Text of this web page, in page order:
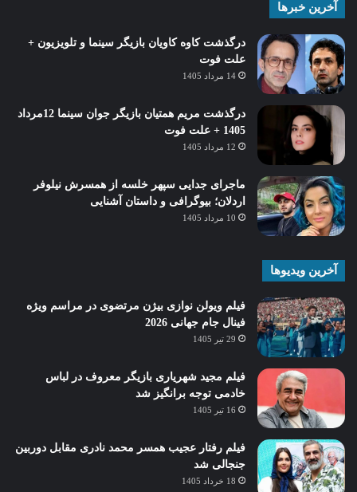
آخرین خبرها
درگذشت کاوه کاویان بازیگر سینما و تلویزیون +
علت فوت
14 مرداد 1405
درگذشت مریم همتیان بازیگر جوان سینما 12مرداد
1405 + علت فوت
12 مرداد 1405
ماجرای جدایی سپهر خلسه از همسرش نیلوفر
اردلان؛ بیوگرافی و داستان آشنایی
10 مرداد 1405
آخرین ویدیوها
فیلم ویولن نوازی بیژن مرتضوی در مراسم ویژه
فینال جام جهانی 2026
29 تیر 1405
فیلم مجید شهریاری بازیگر معروف در لباس
خادمی توجه برانگیز شد
16 تیر 1405
فیلم رفتار عجیب همسر محمد نادری مقابل دوربین
جنجالی شد
18 خرداد 1405